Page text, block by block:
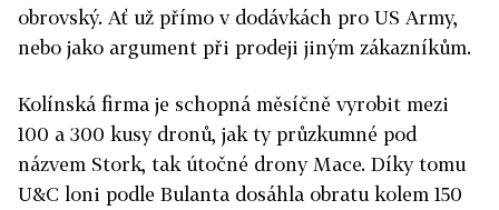
obrovský. Ať už přímo v dodávkách pro US Army,
nebo jako argument při prodeji jiným zákazníkům.
Kolínská firma je schopná měsíčně vyrobit mezi
100 a 300 kusy dronů, jak ty průzkumné pod
názvem Stork, tak útočné drony Mace. Díky tomu
U&C loni podle Bulanta dosáhla obratu kolem 150